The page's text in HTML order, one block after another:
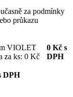
za podmínky
průkazu
VIOLET
za ks: 0 Kč
0 Kč s
DPH
DPH